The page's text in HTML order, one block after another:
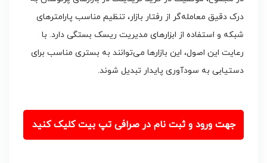
درک دقیق معامله‌گر از رفتار بازار، تنظیم مناسب پارامترهای
شبکه و استفاده از ابزارهای مدیریت ریسک بستگی دارد. با
رعایت این اصول، این بازارها می‌توانند به بستری مناسب برای
دستیابی به سودآوری پایدار تبدیل شوند.
جهت ورود و ثبت نام در صرافی تپ بیت کلیک کنید